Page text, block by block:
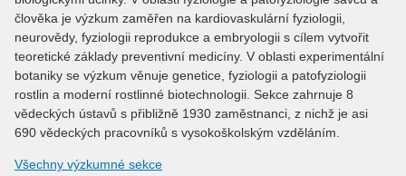
člověka je výzkum zaměřen na kardiovaskulární fyziologii,
neurovědy, fyziologii reprodukce a embryologii s cílem vytvořit
teoretické základy preventivní medicíny. V oblasti experimentální
botaniky se výzkum věnuje genetice, fyziologii a patofyziologii
rostlin a moderní rostlinné biotechnologii. Sekce zahrnuje 8
vědeckých ústavů s přibližně 1930 zaměstnanci, z nichž je asi
690 vědeckých pracovníků s vysokoškolským vzděláním.
Všechny výzkumné sekce